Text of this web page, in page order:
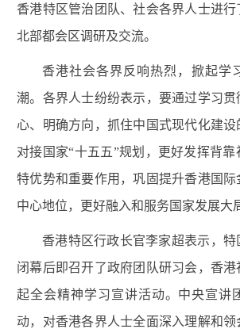
香港特区管治团队、社会各界人士进
北部都会区调研及交流。
香港社会各界反响热烈，掀起学
潮。各界人士纷纷表示，要通过学习
心、明确方向，抓住中国式现代化建
对接国家“十五五”规划，更好发挥背
特优势和重要作用，巩固提升香港国
中心地位，更好融入和服务国家发展大
香港特区行政长官李家超表示，特
闭幕后即召开了政府团队研习会，香
起全会精神学习宣讲活动。中央宣讲
动，对香港各界人士全面深入理解和